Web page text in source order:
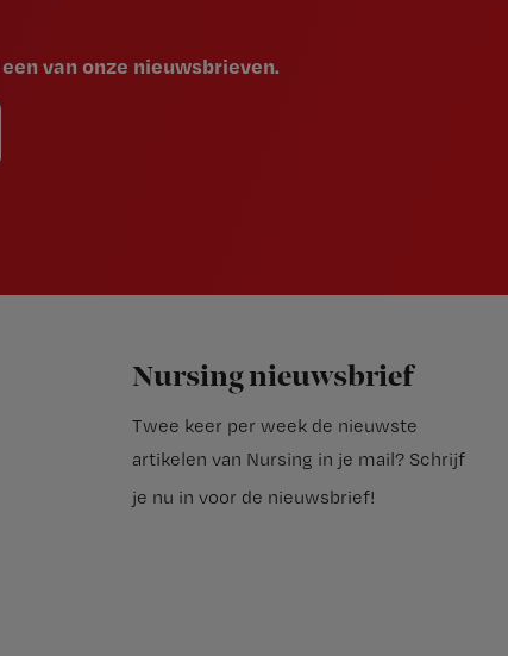
van onze nieuwsbrieven.
Nursing nieuwsbrief
Twee keer per week de nieuwste
artikelen van Nursing in je mail? Schrijf
je nu in voor de nieuwsbrief!